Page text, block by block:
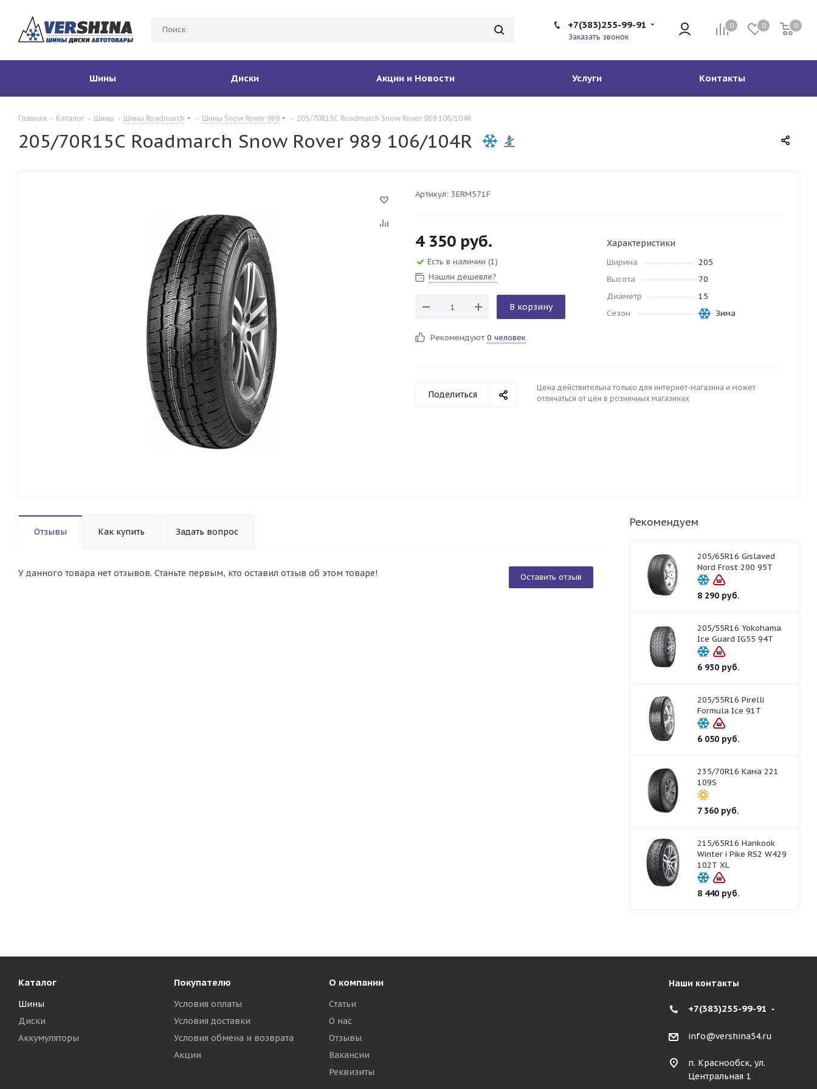
0 0 0
+7(383)255-99-91
Заказать звонок
Шины Диски Акции и Новости Услуги Контакты
Главная - Каталог - Шины - Шины Roadmarch - Шины Snow Rover 989 - 205/70R15C Roadmarch Snow Rover 989 106/104R
205/70R15C Roadmarch Snow Rover 989 106/104R
Артикул: 3ERM571F
4 350 руб.
Есть в наличии (1)
Нашли дешевле?
В корзину
Рекомендуют 0 человек
Характеристики
Ширина
205
Высота
70
Диаметр
15
Сезон
Зима
Поделиться
Цена действительна только для интернет-магазина и может
отличаться от цен в розничных магазинах
Отзывы Как купить Задать вопрос
Оставить отзыв
У данного товара нет отзывов. Станьте первым, кто оставил отзыв об этом товаре!
Рекомендуем
205/65R16 Gislaved
Nord Frost 200 95T
8 290руб.
205/55R16 Yokohama
Ice Guard IG55 94T
6 930руб.
205/55R16 Pirelli
Formula Ice 91T
6 050руб.
235/70R16 Кама 221
109S
7 360руб.
215/65R16 Hankook
Winter i Pike RS2 W429
102T XL
8 440руб.
Каталог
Шины
Диски
Аккумуляторы
Покупателю
Условия оплаты
Условия доставки
Условия обмена и возврата
Акции
О компании
Статьи
О нас
Отзывы
Вакансии
Реквизиты
Наши контакты
+7(383)255-99-91
info@vershina54.ru
п. Краснообск, ул.
Центральная 1